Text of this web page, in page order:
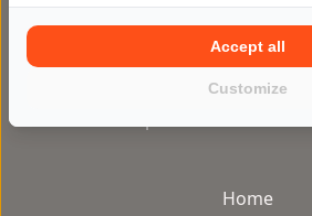
Motor2Go maakt het
verkopen van motoren
dan ooit op het meest
gebruiksvriendelijke
Home
Customize
Accept all